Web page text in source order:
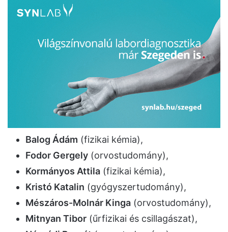
Balog Ádám (fizikai kémia),
Fodor Gergely (orvostudomány),
Kormányos Attila (fizikai kémia),
Kristó Katalin (gyógyszertudomány),
Mészáros-Molnár Kinga (orvostudomány),
Mitnyan Tibor (űrfizikai és csillagászat),